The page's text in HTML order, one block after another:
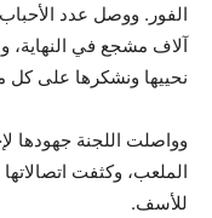
آلاف مشجع في النهاية،
نحييها ونشكرها على كل
وواصلت اللجنة جهودها
الملعب، وكثفت
للأسف.